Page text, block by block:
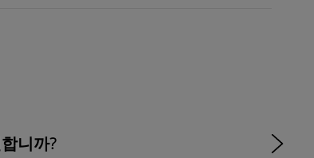
니까?